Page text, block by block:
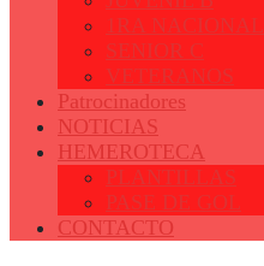
1RA NACIONAL
SENIOR C
VETERANOS
Patrocinadores
NOTICIAS
HEMEROTECA
PLANTILLAS
PASE DE GOL
CONTACTO